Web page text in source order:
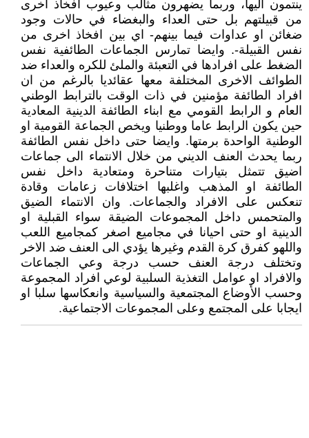
ينتمون اليها، وربما يضهرون مثالب وعيوب افخاذ اخرى
من قبيلتهم بل حتى العداء والبغضاء في حالات وجود
ضغائن او عداوات فيما بينهم- اي بين افخاذ اخرى من
نفس القبيلة-. وايضا تمارس الجماعات الطائفية نفس
الضغط على افرادها في التعبئة والملئ للكره والعداء ضد
الطوائف الاخرى المختلفة معها عقائديا بالرغم من ان
افراد الطائفة مؤمنين في ذات الوقت بالترابط الوطني
العام و الرابط القومي مع ابناء الطائفة الدينية المعادية
حين يكون الرابط عاما ووطنيا ويخص الجماعة القومية او
الوطنية الواحدة برمتها. وايضا حتى داخل نفس الطائفة
ربما يحدث العنف الديني من خلال الانتماء الى جماعات
اضيق تتمثل بتيارات متناحرة ومتعادية داخل نفس
الطائفة او المذهب واغلبها اختلافات زعامات وقادة
تنعكس على الافراد والجماعات. وان الانتماء الضيق
والمتحمس داخل المجموعات الضيقة سواء القبلية او
الدينية او حتى احيانا في مجاميع اصغر كمجاميع اللعب
واللهو كفرق كرة القدم وغيرها يؤدي الى العنف ضد الاخر
وتختلف درجة العنف حسب درجة وعي الجماعات
والافراد او عوامل التغذية السلبية لوعي افراد المجموعة
وحسب الأوضاع المجتمعية والسياسية وانعكاسها سلبا او
ايجابا على المجتمع وعلى المجموعات الاجتماعية.